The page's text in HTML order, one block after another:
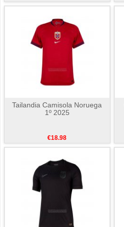
Tailandia Camisola Noruega
1º 2025
€18.98